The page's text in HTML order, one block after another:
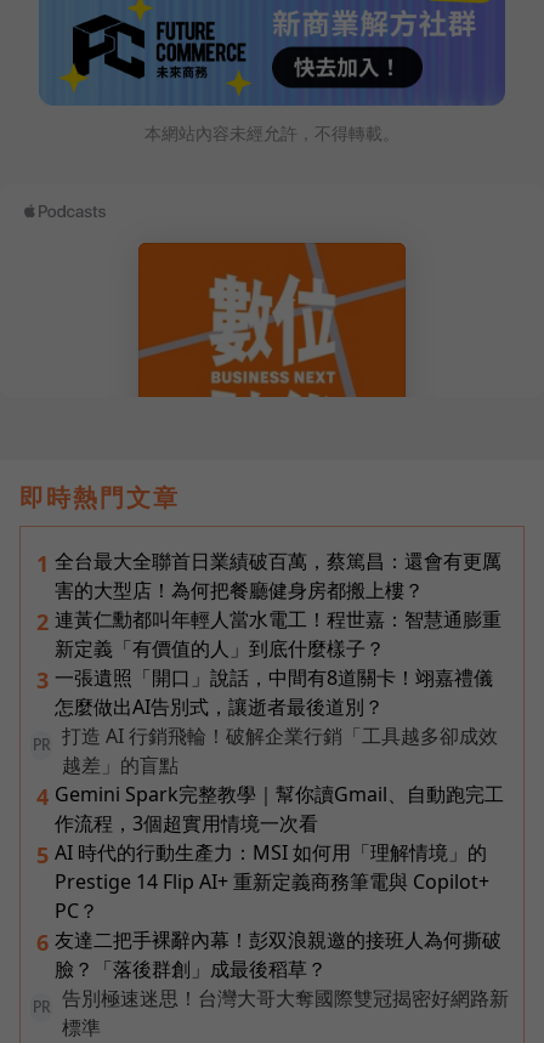
本網站內容未經允許，不得轉載。
即時熱門文章
1 全台最大全聯首日業績破百萬，蔡篤昌：還會有更厲
害的大型店！為何把餐廳健身房都搬上樓？
2 連黃仁勳都叫年輕人當水電工！程世嘉：智慧通膨重
新定義「有價值的人」到底什麼樣子？
3 一張遺照「開口」說話，中間有8道關卡！翊嘉禮儀
怎麼做出AI告別式，讓逝者最後道別？
PR
打造 AI 行銷飛輪！破解企業行銷「工具越多卻成效
越差」的盲點
4 Gemini Spark完整教學｜幫你讀Gmail、自動跑完工
作流程，3個超實用情境一次看
5 AI 時代的行動生產力：MSI 如何用「理解情境」的
Prestige 14 Flip AI+ 重新定義商務筆電與 Copilot+
PC？
6 友達二把手裸辭內幕！彭双浪親邀的接班人為何撕破
臉？「落後群創」成最後稻草？
PR
告別極速迷思！台灣大哥大奪國際雙冠揭密好網路新
標準